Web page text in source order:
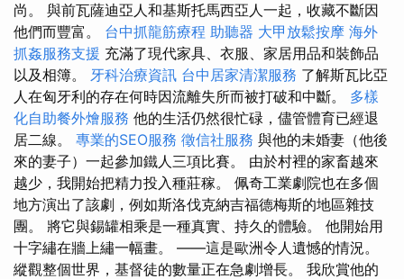
尚。 與前瓦薩迪亞人和基斯托馬西亞人一起，收藏不斷因
他們而豐富。 台中抓龍筋療程 助聽器 大甲放鬆按摩 海外
抓姦服務支援 充滿了現代家具、衣服、家居用品和裝飾品
以及相簿。 牙科治療資訊 台中居家清潔服務 了解斯瓦比亞
人在匈牙利的存在何時因流離失所而被打破和中斷。 多樣
化自助餐外燴服務 他的生活仍然很忙碌，儘管體育已經退
居二線。 專業的SEO服務 徵信社服務 與他的未婚妻（他後
來的妻子）一起參加鐵人三項比賽。 由於村裡的家畜越來
越少，我開始把精力投入種莊稼。 佩奇工業劇院也在多個
地方演出了該劇，例如斯洛伐克納吉福德梅斯的地區雜技
團。 將它與錫罐相乘是一種真實、持久的體驗。 他開始用
十字繡在牆上繡一幅畫。 ——這是歐洲令人遺憾的情況。
縱觀整個世界，基督徒的數量正在急劇增長。 我欣賞他的